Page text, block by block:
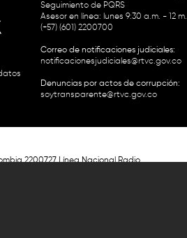
Seguimiento de PQRS
Asesor en línea: lunes 9:30 a.m. - 12 m.
(+57) (601) 2200700
Correo de notificaciones judiciales:
notificacionesjudiciales@rtvc.gov.co
Denuncias por actos de corrupción:
soytransparente@rtvc.gov.co
2200727 Línea Nacional Radio